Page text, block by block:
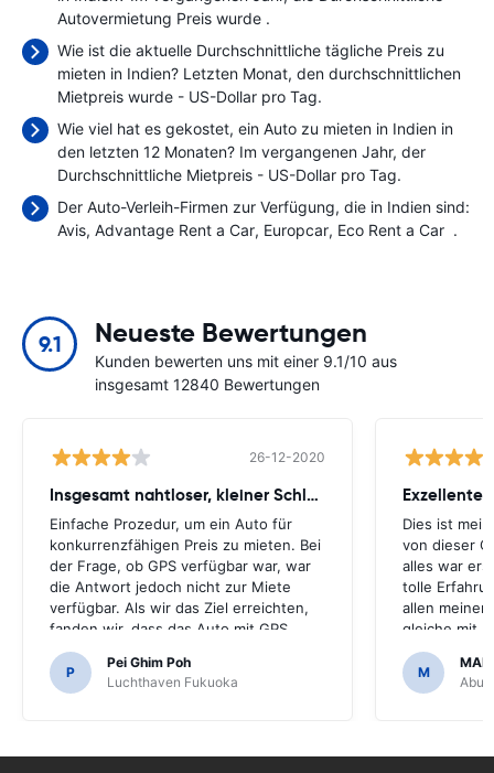
Autovermietung Preis wurde .
Wie ist die aktuelle Durchschnittliche tägliche Preis zu
mieten in Indien? Letzten Monat, den durchschnittlichen
Mietpreis wurde - US-Dollar pro Tag.
Wie viel hat es gekostet, ein Auto zu mieten in Indien in
den letzten 12 Monaten? Im vergangenen Jahr, der
Durchschnittliche Mietpreis - US-Dollar pro Tag.
Der Auto-Verleih-Firmen zur Verfügung, die in Indien sind:
Avis Advantage Rent a Car Europcar Eco Rent a Car .
9.1 Neueste Bewertungen
Kunden bewerten uns mit einer 9.1/10 aus
insgesamt 12840 Bewertungen
26-12-2020
Insgesamt nahtloser, kleiner Schluckauf
Einfache Prozedur, um ein Auto für
konkurrenzfähigen Preis zu mieten. Bei
der Frage, ob GPS verfügbar war, war
die Antwort jedoch nicht zur Miete
verfügbar. Als wir das Ziel erreichten,
fanden wir, dass das Auto mit GPS
kam.Es wäre schrecklich gewesen,
wenn wir beschlossen hätten, ein GPS
zu kaufen, da es notwendig war,
P
Pei Ghim Poh
Luchthaven Fukuoka
Exzellenter
Dies ist
von dieser
alles war
tolle
allen meiner
gleiche mit
M
Abu